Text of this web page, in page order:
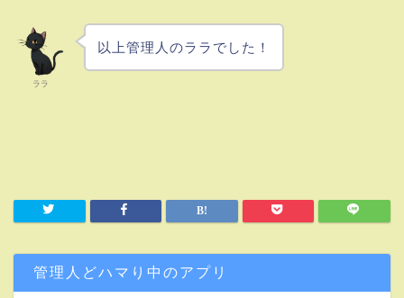
ララ
以上管理人のララでした！
管理人どハマり中のアプリ